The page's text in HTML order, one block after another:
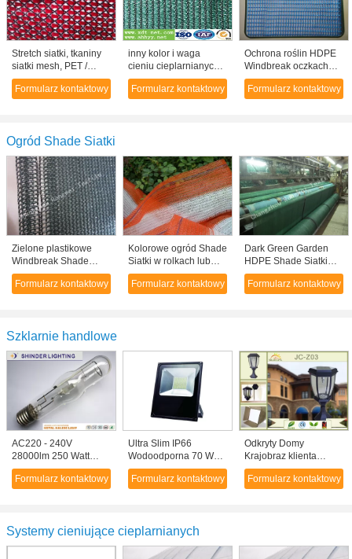
Stretch siatki, tkaniny
siatki mesh, PET /
tkaniny nylonowej
siatki, tkaniny szary
Formularz kontaktowy
inny kolor i waga
cieniu cieplarnianych
netto
Formularz kontaktowy
Ochrona roślin HDPE
Windbreak oczkach
ogrodowych, Wrap
dzianiny
Formularz kontaktowy
Ogród Shade Siatki
Zielone plastikowe
Windbreak Shade
Siatka bezpieczeństwa
dla rolnictwa / Carport /
Formularz kontaktowy
Kolorowe ogród Shade
Siatki w rolkach lub
utworów na Sill lub
dachu cieniowania
Formularz kontaktowy
Dark Green Garden
HDPE Shade Siatki
szklarni / Carport
balkonem lub cienie
Formularz kontaktowy
Szklarnie handlowe
AC220 - 240V
28000lm 250 Watt
lampy
metalohalogenkowe /
Formularz kontaktowy
Ultra Slim IP66
Wodoodporna 70 Watt
LED Flood Light dla
dziedzińce Lighting
Formularz kontaktowy
Odkryty Domy
Krajobraz klienta
Westinghouse Solar
Lights czarne / brąz
Formularz kontaktowy
Systemy cieniujące cieplarnianych